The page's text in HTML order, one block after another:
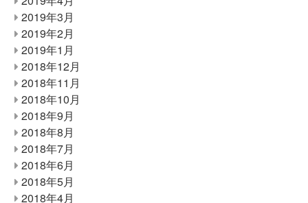
2019年3月
2019年2月
2019年1月
2018年12月
2018年11月
2018年10月
2018年9月
2018年8月
2018年7月
2018年6月
2018年5月
2018年4月